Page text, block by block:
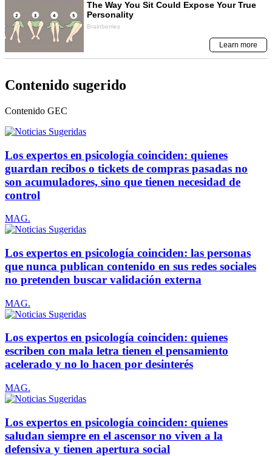
Contenido sugerido
Contenido GEC
Los expertos en psicología coinciden: quienes
guardan recibos o tickets de compras pasadas no
son acumuladores, sino que tienen necesidad de
control
MAG.
Los expertos en psicología coinciden: las personas
que nunca publican contenido en sus redes sociales
no pretenden buscar validación externa
MAG.
Los expertos en psicología coinciden: quienes
escriben con mala letra tienen el pensamiento
acelerado y no lo hacen por desinterés
MAG.
Los expertos en psicología coinciden: quienes
saludan siempre en el ascensor no viven a la
defensiva y tienen apertura social